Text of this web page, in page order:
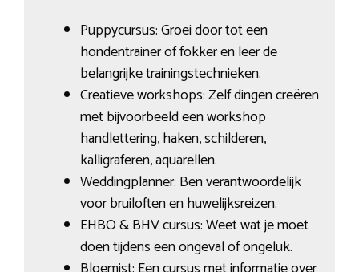
Puppycursus: Groei door tot een
hondentrainer of fokker en leer de
belangrijke trainingstechnieken.
Creatieve workshops: Zelf dingen creëren
met bijvoorbeeld een workshop
handlettering, haken, schilderen,
kalligraferen, aquarellen.
Weddingplanner: Ben verantwoordelijk
voor bruiloften en huwelijksreizen.
EHBO & BHV cursus: Weet wat je moet
doen tijdens een ongeval of ongeluk.